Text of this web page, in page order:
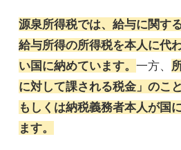
源泉所得税では、給与に関す
給与所得の所得税を本人に代
い国に納めています。 一方、
に対して課される税金」のこ
もしくは納税義務者本人が国
ます。